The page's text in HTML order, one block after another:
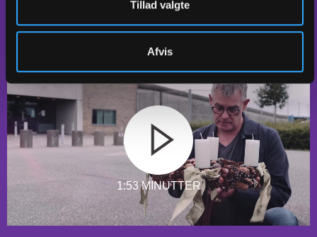
Tillad valgte
Afvis
kirkekunst. Værker, som kan fortælle historien om,
atGlæden - findes mange steder.
1:53 MINUTTER